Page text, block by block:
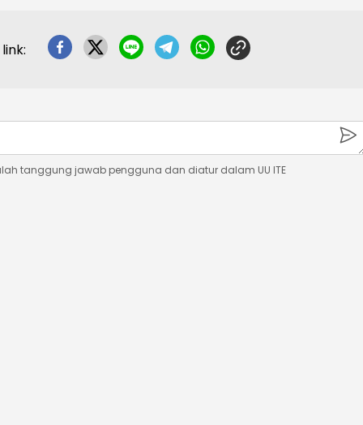
tanggung jawab pengguna dan diatur dalam UU ITE